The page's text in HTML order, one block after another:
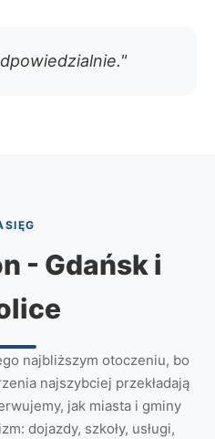
- Gdańsk i
najbliższym otoczeniu, bo
najszybciej przekładają
jak miasta i gminy
dojazdy, szkoły, usługi,